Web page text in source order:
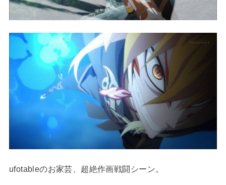
ufotableのお家芸、超絶作画戦闘シーン。